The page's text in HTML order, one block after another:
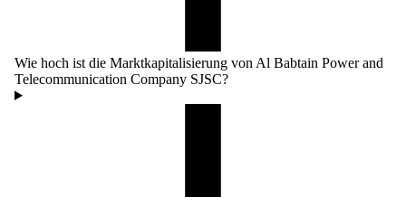
Wie hoch ist die Marktkapitalisierung von Al Babtain Power and
Telecommunication Company SJSC?